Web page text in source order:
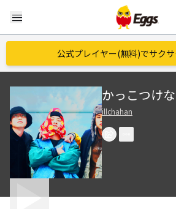
menu
公式プレイヤー(無料)でサク
かっこつけ
illchahan